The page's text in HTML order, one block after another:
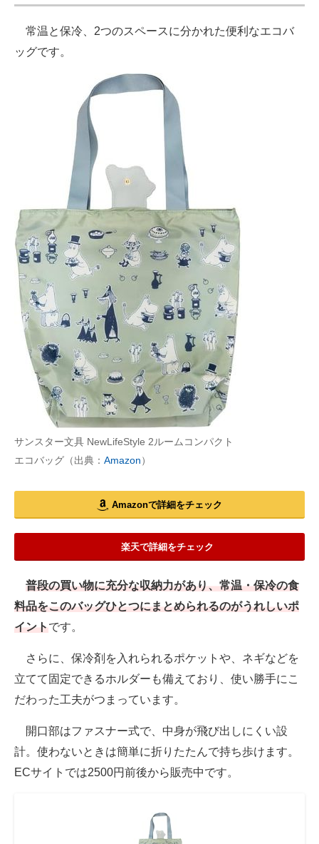
常温と保冷、2つのスペースに分かれた便利なエコバ
ッグです。
サンスター文具 NewLifeStyle 2ルームコンパクト
エコバッグ（出典： Amazon）
Amazonで詳細をチェック
楽天で詳細をチェック
普段の買い物に充分な収納力があり、常温・保冷の食
料品をこのバッグひとつにまとめられるのがうれしいポ
イントです。
さらに、保冷剤を入れられるポケットや、ネギなどを
立てて固定できるホルダーも備えており、使い勝手にこ
だわった工夫がつまっています。
開口部はファスナー式で、中身が飛び出しにくい設
計。使わないときは簡単に折りたたんで持ち歩けます。
ECサイトでは2500円前後から販売中です。